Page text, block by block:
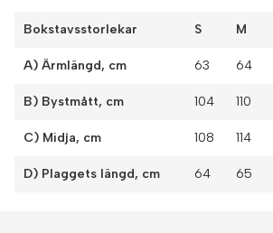
Bokstavsstorlekar S M
A) Ärmlängd, cm 63 64
B) Bystmått, cm 104 110
C) Midja, cm 108 114
D) Plaggets längd, cm 64 65